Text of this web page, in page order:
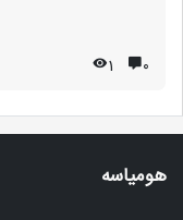
۰ 1
هومیاسه